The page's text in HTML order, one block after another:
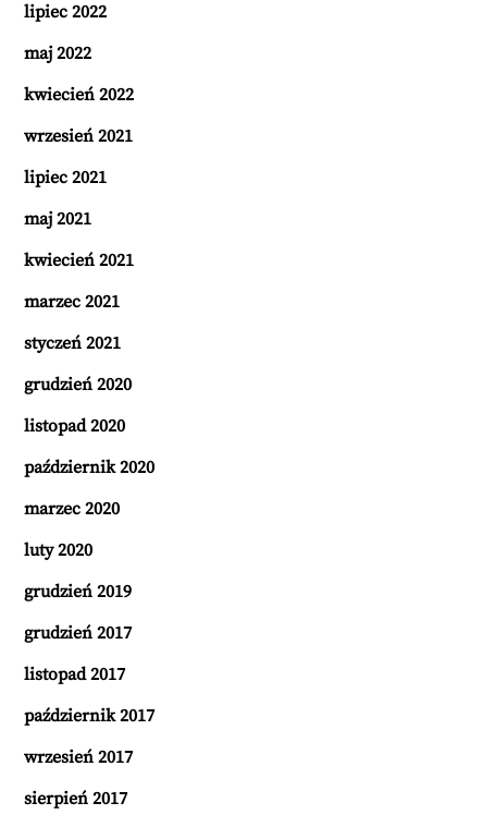
lipiec 2022
maj 2022
kwiecień 2022
wrzesień 2021
lipiec 2021
maj 2021
kwiecień 2021
marzec 2021
styczeń 2021
grudzień 2020
listopad 2020
październik 2020
marzec 2020
luty 2020
grudzień 2019
grudzień 2017
listopad 2017
październik 2017
wrzesień 2017
sierpień 2017